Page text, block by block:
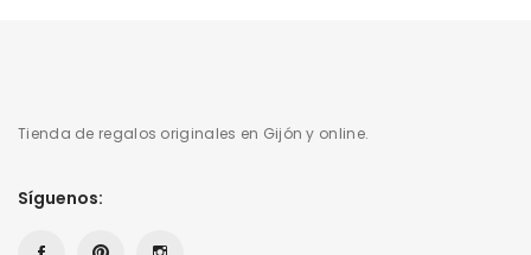
Tienda de regalos originales en Gijón y online.
Síguenos: